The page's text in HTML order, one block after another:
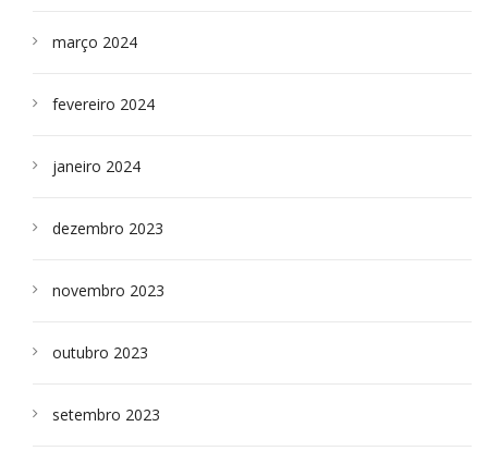
março 2024
fevereiro 2024
janeiro 2024
dezembro 2023
novembro 2023
outubro 2023
setembro 2023